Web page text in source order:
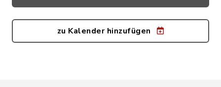
zu Kalender hinzufügen